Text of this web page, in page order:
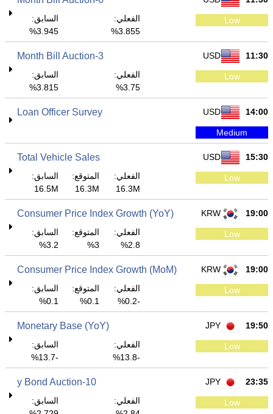
Low
الفعلي:
3.855%
السابق:
3.945%
11:30
USD
3-Month Bill Auction
Low
الفعلي:
3.75%
السابق:
3.815%
14:00
USD
Loan Officer Survey
Medium
15:30
USD
Total Vehicle Sales
Low
الفعلي:
16.3M
المتوقع:
16.3M
السابق:
16.5M
19:00
KRW
Consumer Price Index Growth (YoY)
Low
الفعلي:
2.8%
المتوقع:
3%
السابق:
3.2%
19:00
KRW
Consumer Price Index Growth (MoM)
Low
الفعلي:
-0.2%
المتوقع:
0.1%
السابق:
0.1%
19:50
JPY
Monetary Base (YoY)
Low
الفعلي:
-13.8%
السابق:
-13.7%
23:35
JPY
10-y Bond Auction
Low
الفعلي:
السابق: